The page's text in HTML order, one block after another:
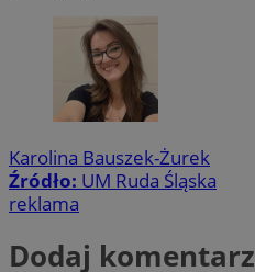
Karolina Bauszek-Żurek
Źródło: UM Ruda Śląska
reklama
Dodaj komentarz